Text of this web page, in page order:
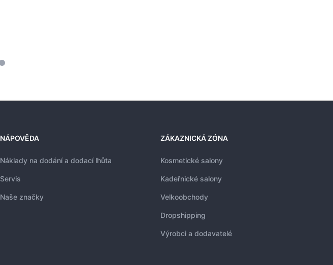
NÁPOVĚDA
Náklady na dodání a dodací lhůta
Servis
Naše značky
ZÁKAZNICKÁ ZÓNA
Kosmetické salony
Kadeřnické salony
Velkoobchody
Dropshipping
Výrobci a dodavatelé